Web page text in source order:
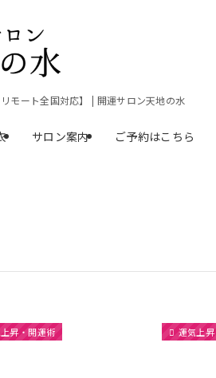
モート全国対応】 | 開運サロン天地の水
サロン案内 ご予約はこちら
昇・開運術 運気上